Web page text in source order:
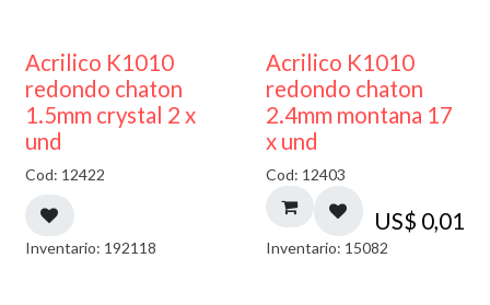
50% DESCUENTO
Acrilico K1010
redondo chaton
1.5mm crystal 2 x
und
Cod: 12422
Inventario: 192118
50% DESCUENTO
Acrilico K1010
redondo chaton
2.4mm montana 17
x und
Cod: 12403
US$ 0,01
Inventario: 15082